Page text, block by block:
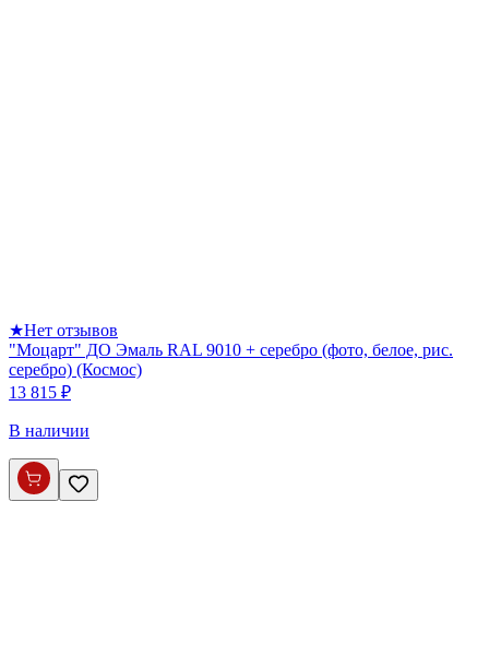
★Нет отзывов
"Моцарт" ДО Эмаль RAL 9010 + серебро (фото, белое, рис.
серебро) (Космос)
13 815 ₽
В наличии